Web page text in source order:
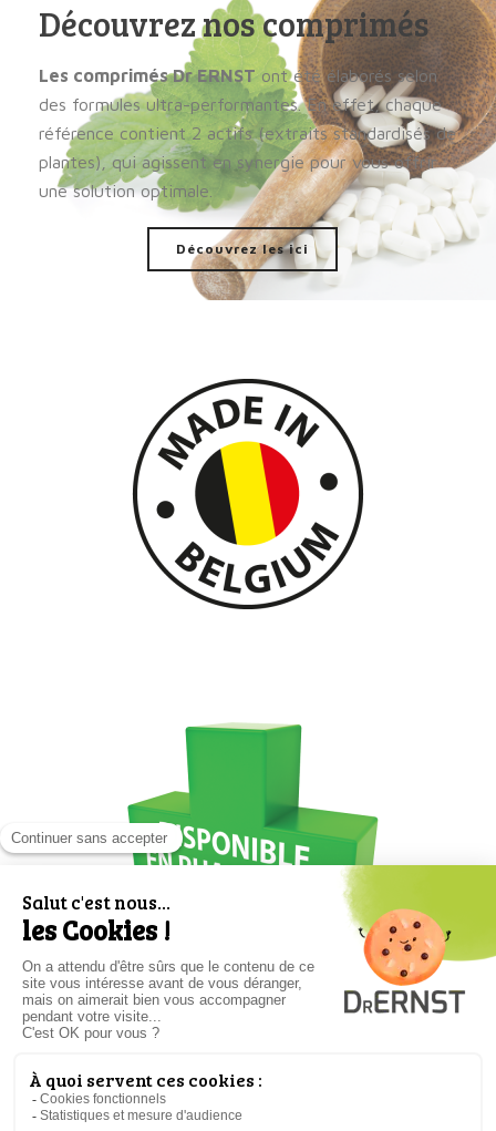
Découvrez nos comprimés
Les comprimés Dr ERNSTont été élaborés selon
des formules ultra-performantes. En effet, chaque
référence contient 2 actifs (extraits standardisés de
plantes), qui agissent en synergie pour vous offrir
une solution optimale.
Découvrez les ici